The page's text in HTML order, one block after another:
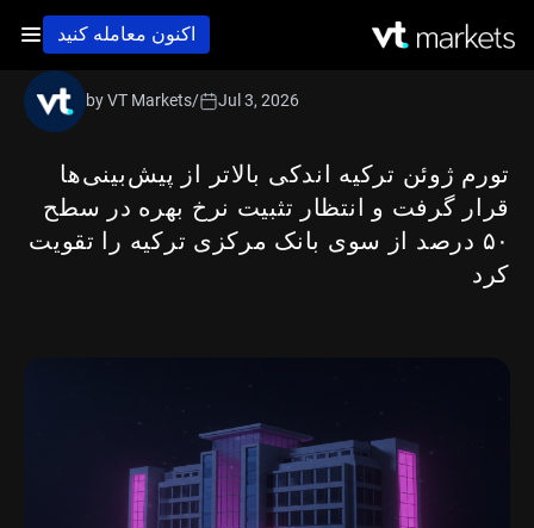
اکنون معامله کنید
تورم ژوئن ترکیه اندکی بالاتر از پیش‌بینی‌ها
قرار گرفت و انتظار تثبیت نرخ بهره در سطح
۵۰ درصد از سوی بانک مرکزی ترکیه را تقویت
کرد
by VT Markets/ Jul 3, 2026